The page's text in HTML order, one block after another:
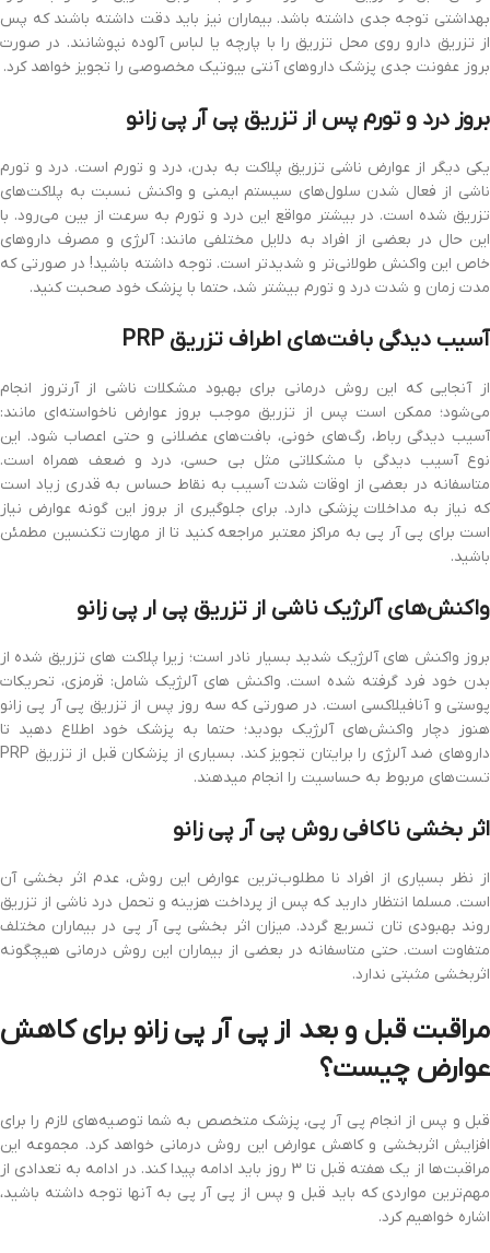
بهداشتی توجه جدی داشته باشد. بیماران نیز باید دقت داشته باشند که پس
از تزریق دارو روی محل تزریق را با پارچه یا لباس آلوده نپوشانند. در صورت
بروز عفونت جدی پزشک داروهای آنتی بیوتیک مخصوصی را تجویز خواهد کرد.
بروز درد و تورم پس از تزریق پی آر پی زانو
یکی دیگر از عوارض ناشی تزریق پلاکت به بدن، درد و تورم است. درد و تورم
ناشی از فعال شدن سلول‌های سیستم ایمنی و واکنش نسبت به پلاکت‌های
تزریق شده است. در بیشتر مواقع این درد و تورم به سرعت از بین می‌رود. با
این حال در بعضی از افراد به دلایل مختلفی مانند: آلرژی و مصرف داروهای
خاص این واکنش طولانی‌تر و شدیدتر است. توجه داشته باشید! در صورتی که
مدت زمان و شدت درد و تورم بیشتر شد، حتما با پزشک خود صحبت کنید.
آسیب دیدگی بافت‌های اطراف تزریق PRP
از آنجایی که این روش درمانی برای بهبود مشکلات ناشی از آرتروز انجام
می‌شود؛ ممکن است پس از تزریق موجب بروز عوارض ناخواسته‌ای مانند:
آسیب دیدگی رباط، رگ‌های خونی، بافت‌های عضلانی و حتی اعصاب شود. این
نوع آسیب دیدگی با مشکلاتی مثل بی حسی، درد و ضعف همراه است.
متاسفانه در بعضی از اوقات شدت آسیب به نقاط حساس به قدری زیاد است
که نیاز به مداخلات پزشکی دارد. برای جلوگیری از بروز این گونه عوارض نیاز
است برای پی آر پی به مراکز معتبر مراجعه کنید تا از مهارت تکنسین مطمئن
باشید.
واکنش‌های آلرژیک ناشی از تزریق پی ار پی زانو
بروز واکنش های آلرژیک شدید بسیار نادر است؛ زیرا پلاکت های تزریق شده از
بدن خود فرد گرفته شده است. واکنش های آلرژیک شامل: قرمزی، تحریکات
پوستی و آنافیلاکسی است. در صورتی که سه روز پس از تزریق پی آر پی زانو
هنوز دچار واکنش‌های آلرژیک بودید؛ حتما به پزشک خود اطلاع دهید تا
داروهای ضد آلرژی را برایتان تجویز کند. بسیاری از پزشکان قبل از تزریق PRP
تست‌های مربوط به حساسیت را انجام میدهند.
اثر بخشی ناکافی روش پی آر پی زانو
از نظر بسیاری از افراد نا مطلوب‌ترین عوارض این روش، عدم اثر بخشی آن
است. مسلما انتظار دارید که پس از پرداخت هزینه و تحمل درد ناشی از تزریق
روند بهبودی تان تسریع گردد. میزان اثر بخشی پی آر پی در بیماران مختلف
متفاوت است. حتی متاسفانه در بعضی از بیماران این روش درمانی هیچگونه
اثربخشی مثبتی ندارد.
مراقبت قبل و بعد از پی آر پی زانو برای کاهش
عوارض چیست؟
قبل و پس از انجام پی آر پی، پزشک متخصص به شما توصیه‌های لازم را برای
افزایش اثربخشی و کاهش عوارض این روش درمانی خواهد کرد. مجموعه این
مراقبت‌ها از یک هفته قبل تا 3 روز باید ادامه پیدا کند. در ادامه به تعدادی از
مهم‌ترین مواردی که باید قبل و پس از پی آر پی به آنها توجه داشته باشید،
اشاره خواهیم کرد.